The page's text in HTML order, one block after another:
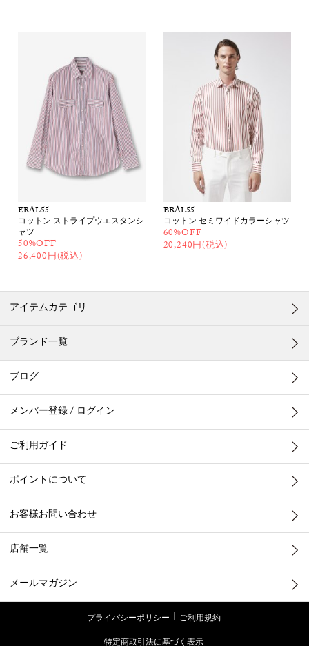
ERAL55
コットン ストライプウエスタンシ
ャツ
50%OFF
26,400円(税込)
ERAL55
コットン セミワイドカラーシャツ
60%OFF
20,240円(税込)
アイテムカテゴリ
ブランド一覧
ブログ
メンバー登録 / ログイン
ご利用ガイド
ポイントについて
お客様お問い合わせ
店舗一覧
メールマガジン
プライバシーポリシー
ご利用規約